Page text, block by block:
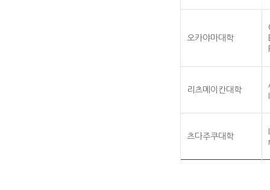
오카야마대학
리츠메이칸대학
츠다주쿠대학